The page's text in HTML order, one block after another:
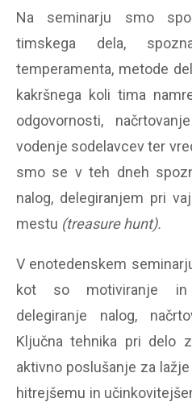
Na seminarju smo
timskega dela,
temperamenta, metode
kakršnega koli tima
odgovornosti,
vodenje sodelavcev ter
smo se v teh dneh
nalog, delegiranjem pri
mestu (treasure hunt).
V enotedenskem
kot so motiviranje in
delegiranje nalog,
Ključna tehnika pri delo
aktivno poslušanje za
hitrejšemu in